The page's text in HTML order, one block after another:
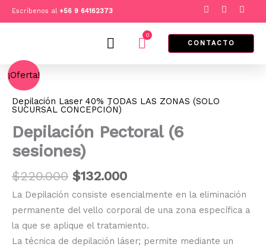
al
Escríbenos al +56 9 64162373
F
a
c
e
b
o
I
n
s
t
a
g
T
i
k
t
k
0
Cart CONTACTO
¡Oferta!
Depilación Laser 40% TODAS LAS ZONAS (SOLO
SUCURSAL CONCEPCIÓN)
Depilación Pectoral (6
sesiones)
$220.000
original
era:
$220.000.
$132.000
actual
$132.000.
La Depilación consiste esencialmente en la eliminación
permanente del vello corporal de una zona específica a
la que se aplique el tratamiento.
La técnica de depilación láser; permite mediante un
Depilación
Pectoral
sesiones)